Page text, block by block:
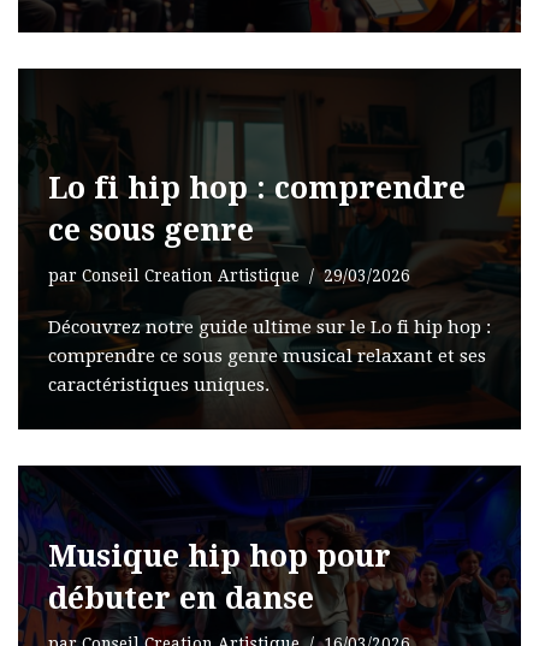
Lo fi hip hop : comprendre
ce sous genre
par Conseil Creation Artistique 29/03/2026
Découvrez notre guide ultime sur le Lo fi hip hop :
comprendre ce sous genre musical relaxant et ses
caractéristiques uniques.
Musique hip hop pour
débuter en danse